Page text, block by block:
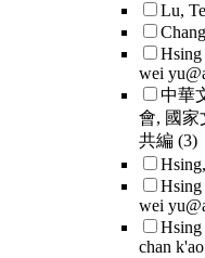
Lu,
Hsing
wei
中華
會, 國家
共編 (3)
Hsing
wei
Hsing
chan